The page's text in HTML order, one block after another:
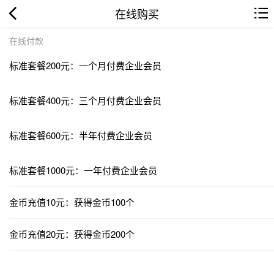
在线购买
在线付款
标准套餐200元：一个月付费企业会员
标准套餐400元：三个月付费企业会员
标准套餐600元：半年付费企业会员
标准套餐1000元：一年付费企业会员
金币充值10元：获得金币100个
金币充值20元：获得金币200个